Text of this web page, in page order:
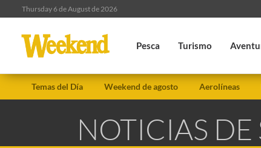
Thursday 6 de August de 2026
Pesca Turismo
Temas del Día Weekend de agosto Aerolíneas
NOTICIAS